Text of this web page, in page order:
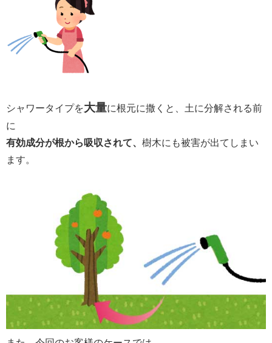
シャワータイプを大量に根元に撒くと、土に分解される前
に
有効成分が根から吸収されて、 樹木にも被害が出てしまい
ます。